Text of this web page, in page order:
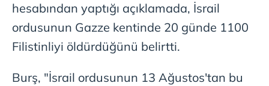
hesabından yaptığı açıklamada, İsrail
ordusunun Gazze kentinde 20 günde 1100
Filistinliyi öldürdüğünü belirtti.
Burş, "İsrail ordusunun 13 Ağustos'tan bu